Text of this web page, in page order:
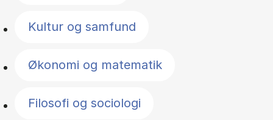
Kultur og samfund
Økonomi og matematik
Filosofi og sociologi